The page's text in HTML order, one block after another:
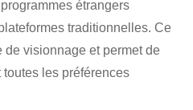
étrangers
traditionnelles. Ce
de visionnage et permet de
les préférences